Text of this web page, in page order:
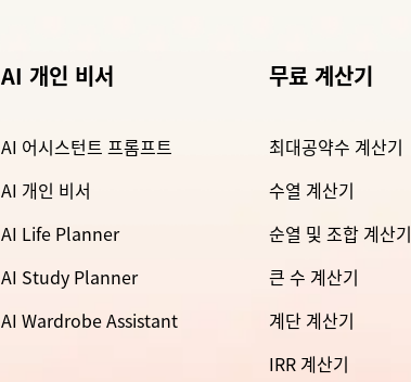
AI 개인 비서
AI 어시스턴트 프롬프트
AI 개인 비서
AI Life Planner
AI Study Planner
AI Wardrobe Assistant
무료 계산기
최대공약수 계산기
수열 계산기
순열 및 조합 계산기
큰 수 계산기
계단 계산기
IRR 계산기